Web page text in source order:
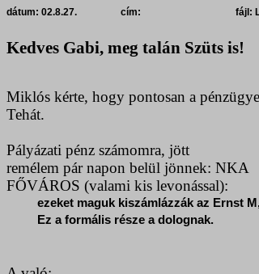
dátum: 02.8.27. cím: fájl:
Kedves Gabi, meg talán Szüts is!
Miklós kérte, hogy pontosan a
Tehát.
Pályázati pénz számomra, jött
remélem pár napon belül jönnek: NKA
FŐVÁROS (valami kis levonással):
ezeket maguk kiszámlázzák az Ernst
Ez a formális része a dolognak.